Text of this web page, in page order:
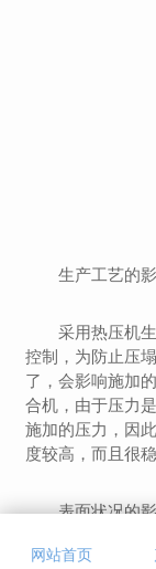
生产工艺的
采用热压机
控制，为防止压
了，会影响施加
合机，由于压力
施加的压力，因
度较高，而且很稳
表面状况的
网站首页